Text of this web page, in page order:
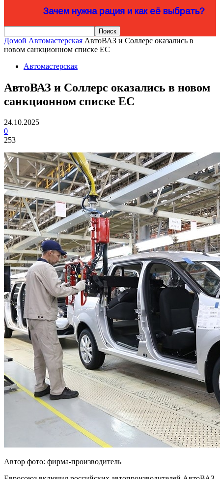
Зачем нужна рация и как её выбрать?
Домой Автомастерская АвтоВАЗ и Соллерс оказались в
новом санкционном списке ЕС
Автомастерская
АвтоВАЗ и Соллерс оказались в новом
санкционном списке ЕС
24.10.2025
0
253
Автор фото: фирма-производитель